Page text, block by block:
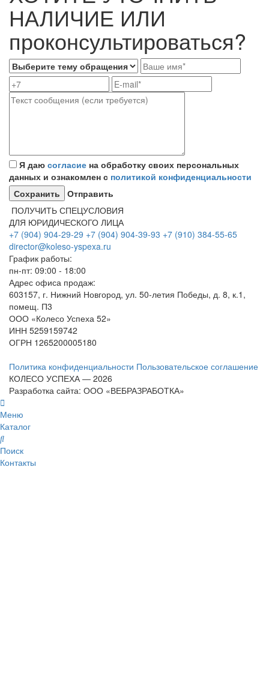
НАЛИЧИЕ ИЛИ
проконсультироваться?
Я даю согласие на обработку своих персональных
данных и ознакомлен с политикой конфиденциальности
Отправить
ПОЛУЧИТЬ СПЕЦУСЛОВИЯ
ДЛЯ ЮРИДИЧЕСКОГО ЛИЦА
+7 (904) 904-29-29 +7 (904) 904-39-93 +7 (910) 384-55-65
director@koleso-yspexa.ru
График работы:
пн-пт: 09:00 - 18:00
Адрес офиса продаж:
603157, г. Нижний Новгород, ул. 50-летия Победы, д. 8, к.1,
помещ. П3
ООО «Колесо Успеха 52»
ИНН 5259159742
ОГРН 1265200005180
Политика конфиденциальности Пользовательское соглашение
КОЛЕСО УСПЕХА ― 2026
Разработка сайта: ООО «ВЕБРАЗРАБОТКА»
Меню
Каталог
Поиск
Контакты